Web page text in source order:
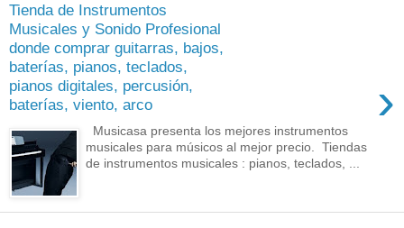
Tienda de Instrumentos
Musicales y Sonido Profesional
donde comprar guitarras, bajos,
baterías, pianos, teclados,
pianos digitales, percusión,
baterías, viento, arco
›
Musicasa presenta los mejores instrumentos
musicales para músicos al mejor precio. Tiendas
de instrumentos musicales : pianos, teclados, ...